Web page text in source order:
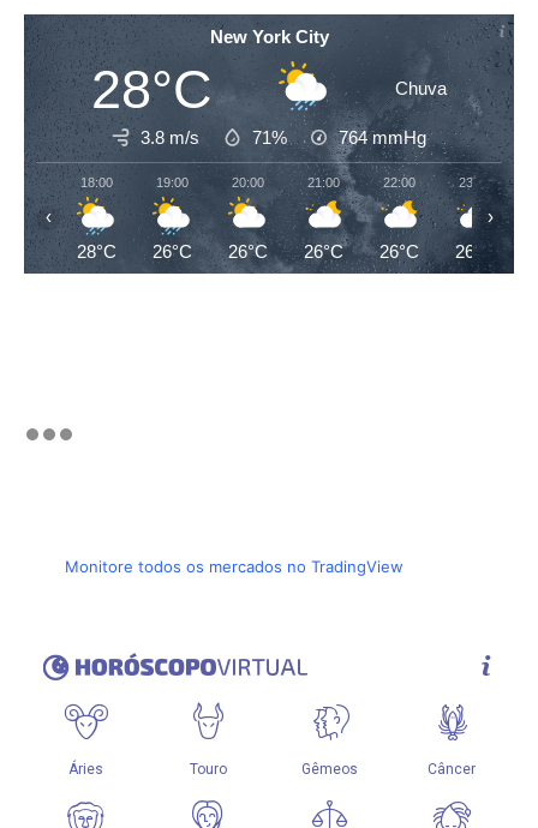
New York City
28°C Chuva
3.8 m/s 71% 764mmHg
18:00
28°C
19:00
26°C
20:00
26°C
21:00
26°C
22:00
26°C
23:00
26°C
‹ ›
Monitore todos os mercados no TradingView